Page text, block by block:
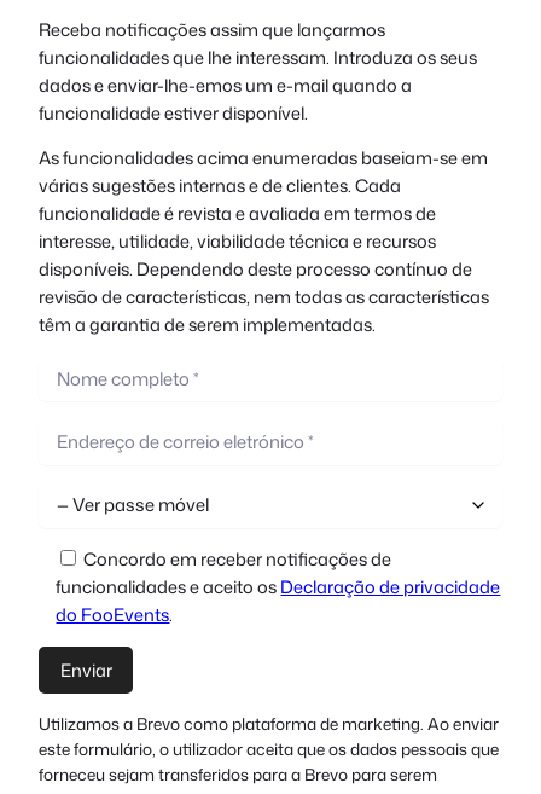
Czech
Greek
Receba notificações assim que lançarmos
funcionalidades que lhe interessam. Introduza os seus
dados e enviar-lhe-emos um e-mail quando a
funcionalidade estiver disponível.
As funcionalidades acima enumeradas baseiam-se em
várias sugestões internas e de clientes. Cada
funcionalidade é revista e avaliada em termos de
interesse, utilidade, viabilidade técnica e recursos
disponíveis. Dependendo deste processo contínuo de
revisão de características, nem todas as características
têm a garantia de serem implementadas.
Concordo em receber notificações de
funcionalidades e aceito osDeclaração de privacidade
do FooEvents.
Utilizamos a Brevo como plataforma de marketing. Ao enviar
este formulário, o utilizador aceita que os dados pessoais que
forneceu sejam transferidos para a Brevo para serem